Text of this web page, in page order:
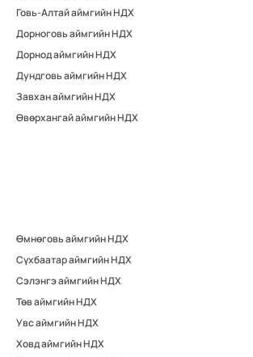
Говь-Алтай аймгийн НДХ
Дорноговь аймгийн НДХ
Дорнод аймгийн НДХ
Дундговь аймгийн НДХ
Завхан аймгийн НДХ
Өвөрхангай аймгийн НДХ
Өмнөговь аймгийн НДХ
Сүхбаатар аймгийн НДХ
Сэлэнгэ аймгийн НДХ
Төв аймгийн НДХ
Увс аймгийн НДХ
Ховд аймгийн НДХ